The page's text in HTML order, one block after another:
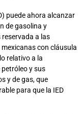
puede ahora alcanzar
de gasolina y
a las
con cláusula
relativo a la
y sus
y de gas, que
para que la IED